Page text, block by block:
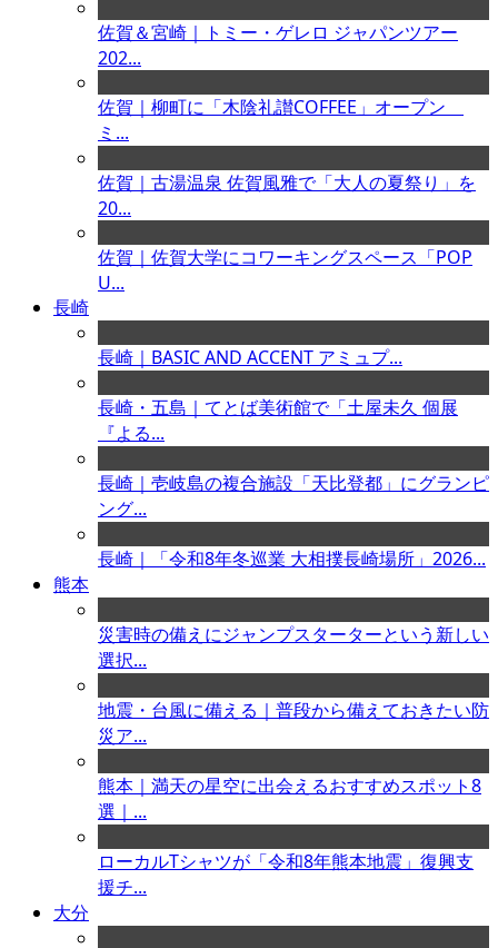
佐賀＆宮崎｜トミー・ゲレロ ジャパンツアー
202...
佐賀｜柳町に「木陰礼讃COFFEE」オープン
ミ...
佐賀｜古湯温泉 佐賀風雅で「大人の夏祭り」を
20...
佐賀｜佐賀大学にコワーキングスペース「POP
U...
長崎
長崎｜BASIC AND ACCENT アミュプ...
長崎・五島｜てとば美術館で「土屋未久 個展
『よる...
長崎｜壱岐島の複合施設「天比登都」にグランピ
ング...
長崎｜「令和8年冬巡業 大相撲長崎場所」2026...
熊本
災害時の備えにジャンプスターターという新しい
選択...
地震・台風に備える｜普段から備えておきたい防
災ア...
熊本｜満天の星空に出会えるおすすめスポット8
選｜...
ローカルTシャツが「令和8年熊本地震」復興支
援チ...
大分